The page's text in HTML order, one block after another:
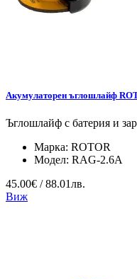
Акумулаторен ъглошлайф
Ъглошлайф с батерия и
Марка: ROTOR
Модел: RAG-2.6A
45.00€ / 88.01лв.
Виж